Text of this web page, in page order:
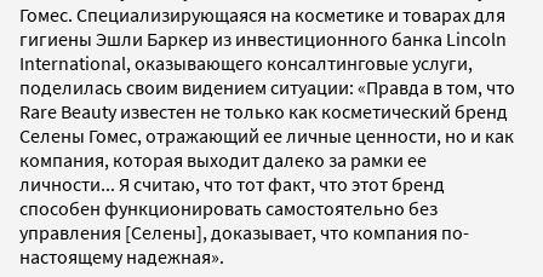
Гомес. Специализирующаяся на косметике и товарах для
гигиены Эшли Баркер из инвестиционного банка Lincoln
International, оказывающего консалтинговые услуги,
поделилась своим видением ситуации: «Правда в том, что
Rare Beauty известен не только как косметический бренд
Селены Гомес, отражающий ее личные ценности, но и как
компания, которая выходит далеко за рамки ее
личности... Я считаю, что тот факт, что этот бренд
способен функционировать самостоятельно без
управления [Селены], доказывает, что компания по-
настоящему надежная».